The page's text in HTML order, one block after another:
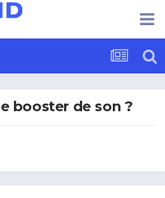
booster de son ?